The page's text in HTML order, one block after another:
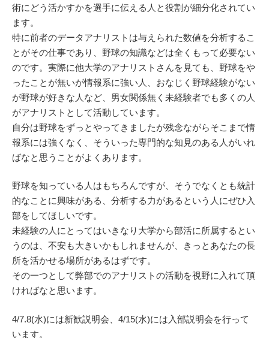
術にどう活かすかを選手に伝える人と役割が細分化されてい
ます。
特に前者のデータアナリストは与えられた数値を分析するこ
とがその仕事であり、野球の知識などは全くもって必要ない
のです。実際に他大学のアナリストさんを見ても、野球をや
ったことが無いが情報系に強い人、おなじく野球経験がない
が野球が好きな人など、男女関係無く未経験者でも多くの人
がアナリストとして活動しています。
自分は野球をずっとやってきましたが残念ながらそこまで情
報系には強くなく、そういった専門的な知見のある人がいれ
ばなと思うことがよくあります。
野球を知っている人はもちろんですが、そうでなくとも統計
的なことに興味がある、分析する力があるという人にぜひ入
部をしてほしいです。
未経験の人にとってはいきなり大学から部活に所属するとい
うのは、不安も大きいかもしれませんが、きっとあなたの長
所を活かせる場所があるはずです。
その一つとして弊部でのアナリストの活動を視野に入れて頂
ければなと思います。
4/7.8(水)には新歓説明会、4/15(水)には入部説明会を行って
います。